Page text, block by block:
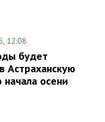
12:08
будет
Астраханскую
начала осени